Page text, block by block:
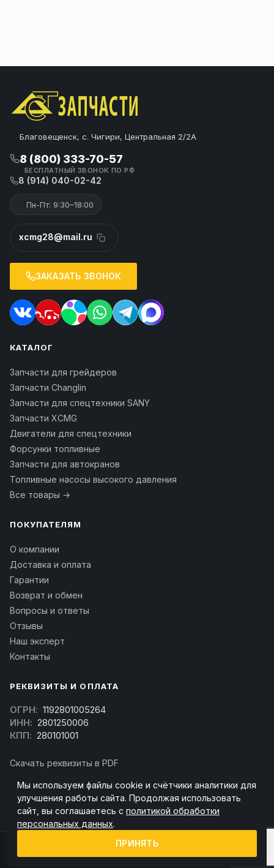
Благовещенск, с. Чигири, Центральная 2/2А
8 (800) 333-70-57
БЕСПЛАТНЫЙ ЗВОНОК ПО РФ
8 (914) 040-02-42
Пн-Пт: 9:30–18:00
xcmg28@mail.ru
ЗАКАЗАТЬ ЗВОНОК
КАТАЛОГ
Запчасти для грейдеров
Запчасти Changlin
Запчасти для спецтехники SANY
Запчасти XCMG
Двигатели для спецтехники
Форсунки топливные
Запчасти для автокранов
Топливные насосы высокого давления
Все товары →
ПОКУПАТЕЛЯМ
О компании
Доставка и оплата
Гарантии
Возврат и обмен
Вопросы и ответы
Отзывы
Наш эксперт
Контакты
РЕКВИЗИТЫ И ОПЛАТА
ОГРН: 1192801005264
ИНН: 2801250006
КПП: 280101001
Скачать реквизиты в PDF
(Скачать договор)
Мы используем файлы cookie и счётчики аналитики для
улучшения работы сайта. Продолжая использовать
сайт, вы соглашаетесь с политикой обработки
персональных данных.
ПРИНЯТЬ